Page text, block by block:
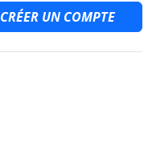
CRÉER UN COMPTE